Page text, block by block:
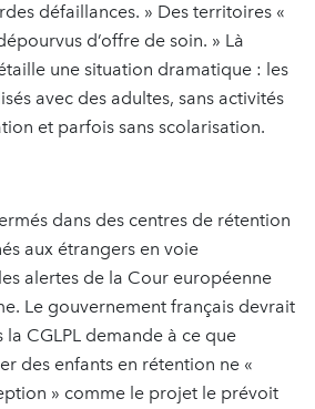
défaillances. » Des territoires «
d’offre de soin. » Là
une situation dramatique : les
avec des adultes, sans activités
et parfois sans scolarisation.
dans des centres de rétention
aux étrangers en voie
alertes de la Cour européenne
Le gouvernement français devrait
la CGLPL demande à ce que
des enfants en rétention ne «
» comme le projet le prévoit